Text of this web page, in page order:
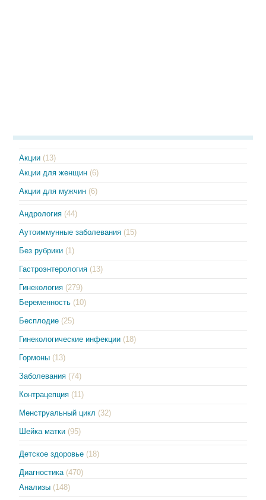
Акции (13)
Акции для женщин (6)
Акции для мужчин (6)
Андрология (44)
Аутоиммунные заболевания (15)
Без рубрики (1)
Гастроэнтерология (13)
Гинекология (279)
Беременность (10)
Бесплодие (25)
Гинекологические инфекции (18)
Гормоны (13)
Заболевания (74)
Контрацепция (11)
Менструальный цикл (32)
Шейка матки (95)
Детское здоровье (18)
Диагностика (470)
Анализы (148)